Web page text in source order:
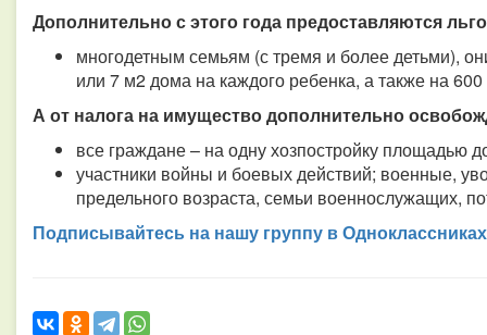
Дополнительно с этого года предоставляются
многодетным семьям (с тремя и более детьми),
или 7 м2 дома на каждого ребенка, а также на 600
А от налога на имущество дополнительно
все граждане – на одну хозпостройку площадью
участники войны и боевых действий; военные,
предельного возраста, семьи военнослужащих,
Подписывайтесь на нашу группу в Одноклассниках